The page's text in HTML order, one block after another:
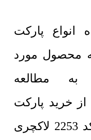
پارکت
محصول مورد
مطالعه
خرید پارکت
لمینت ایزوفام کد 2253 لاکچری